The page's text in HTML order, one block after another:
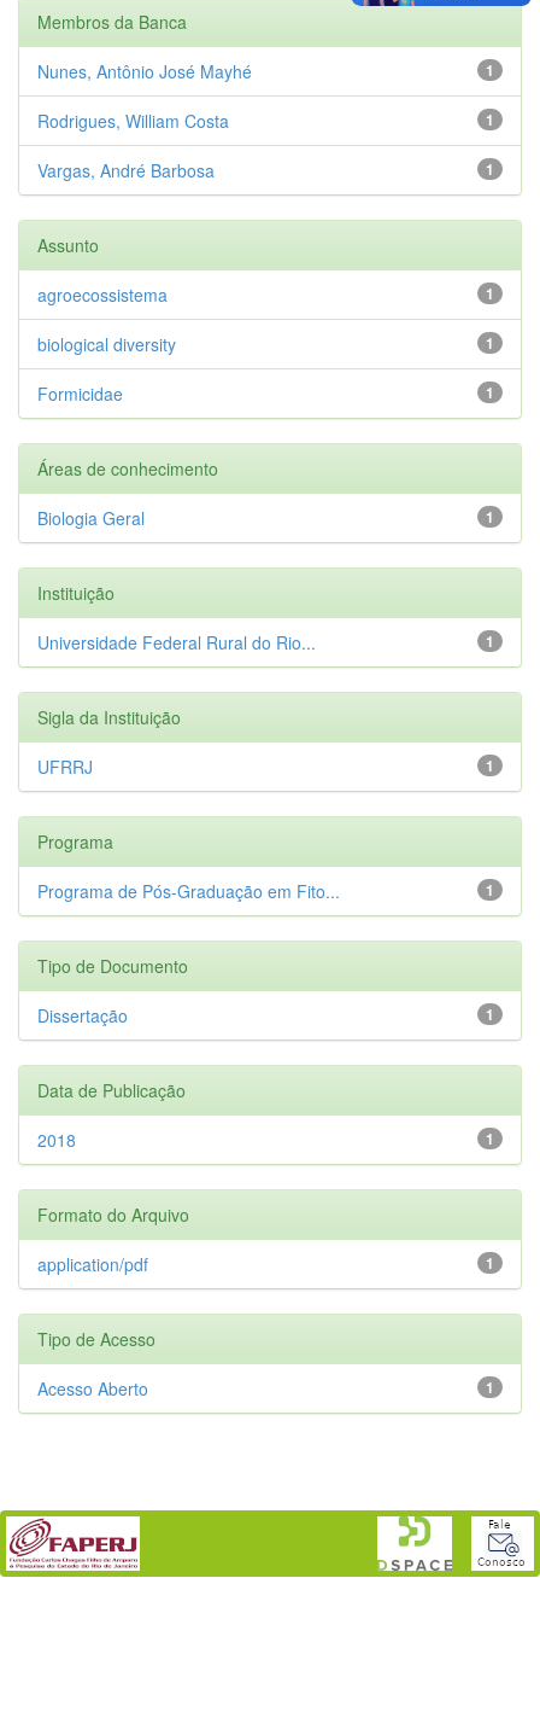
Membros da Banca
1
Nunes, Antônio José Mayhé
1
Rodrigues, William Costa
1
Vargas, André Barbosa
Assunto
1
agroecossistema
1
biological diversity
1
Formicidae
Áreas de conhecimento
1
Biologia Geral
Instituição
1
Universidade Federal Rural do Rio...
Sigla da Instituição
1
UFRRJ
Programa
1
Programa de Pós-Graduação em Fito...
Tipo de Documento
1
Dissertação
Data de Publicação
1
2018
Formato do Arquivo
1
application/pdf
Tipo de Acesso
1
Acesso Aberto